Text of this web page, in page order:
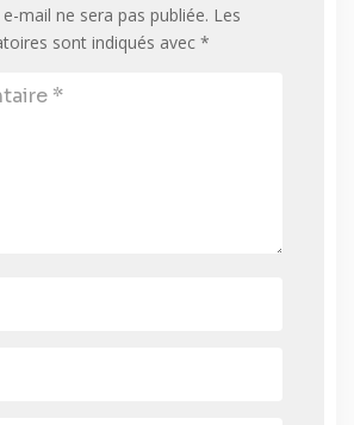
mail ne sera pas publiée. Les
sont indiqués avec *